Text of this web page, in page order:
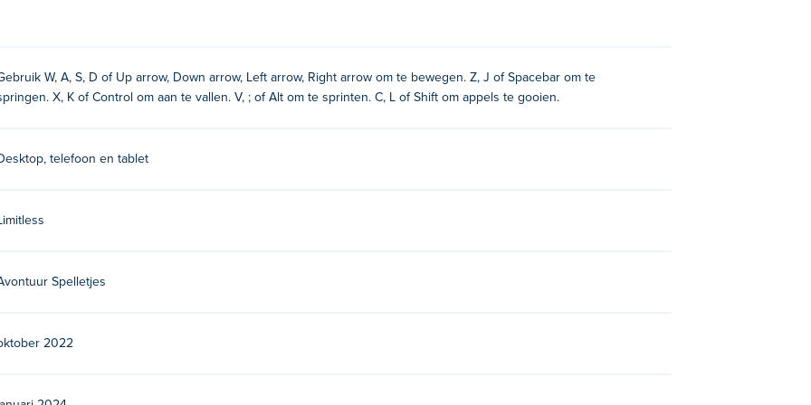
Limitless. Ze hebben nog een spel bezig Poki:
spelen op mobiele apparaten en desktop?
W, A, S, D of Up arrow, Down arrow, Left arrow, Right arrow om te bewegen. Z, J of Spacebar om te
X, K of Control om aan te vallen. V, ; of Alt om te sprinten. C, L of Shift om appels te gooien.
telefoon en tablet
Spelletjes
2022